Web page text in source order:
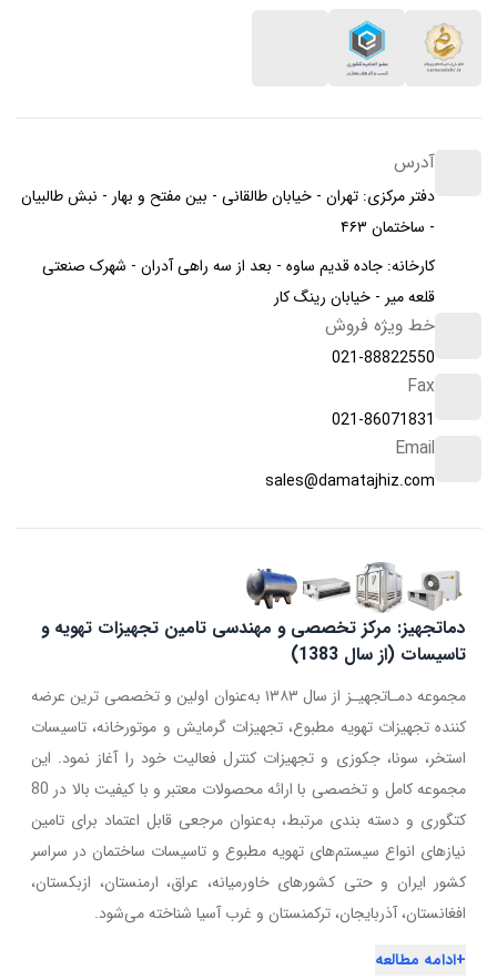
آدرس
دفتر مرکزی: تهران - خیابان طالقانی - بین مفتح و بهار - نبش طالبیان
- ساختمان ۴۶۳
کارخانه: جاده قدیم ساوه - بعد از سه راهی آدران - شهرک صنعتی
قلعه میر - خیابان رینگ کار
خط ویژه فروش
021-88822550
Fax
021-86071831
Email
sales@damatajhiz.com
دماتجهیز: مرکز تخصصی و مهندسی تامین تجهیزات تهویه و
تاسیسات (از سال 1383)
مجموعه دمـاتجهیـز از سال ۱۳۸۳ به‌عنوان اولین و تخصصی ترین عرضه
کننده تجهیزات تهویه مطبوع، تجهیزات گرمایش و موتورخانه، تاسیسات
استخر، سونا، جکوزی و تجهیزات کنترل فعالیت خود را آغاز نمود. این
مجموعه کامل و تخصصی با ارائه محصولات معتبر و با کیفیت بالا در 80
کتگوری و دسته بندی مرتبط، به‌عنوان مرجعی قابل اعتماد برای تامین
نیازهای انواع سیستم‌های تهویه مطبوع و تاسیسات ساختمان در سراسر
کشور ایران و حتی کشورهای خاورمیانه، عراق، ارمنستان، ازبکستان،
افغانستان، آذربایجان، ترکمنستان و غرب آسیا شناخته می‌شود.
+ادامه مطالعه